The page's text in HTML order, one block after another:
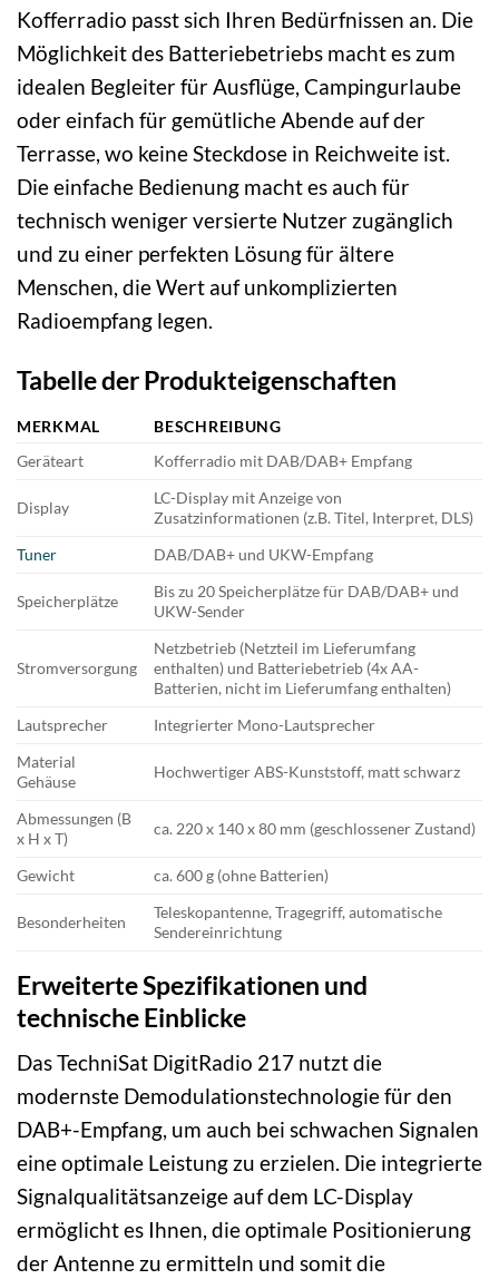
Kofferradio passt sich Ihren Bedürfnissen an. Die
Möglichkeit des Batteriebetriebs macht es zum
idealen Begleiter für Ausflüge, Campingurlaube
oder einfach für gemütliche Abende auf der
Terrasse, wo keine Steckdose in Reichweite ist.
Die einfache Bedienung macht es auch für
technisch weniger versierte Nutzer zugänglich
und zu einer perfekten Lösung für ältere
Menschen, die Wert auf unkomplizierten
Radioempfang legen.
Tabelle der Produkteigenschaften
MERKMAL
BESCHREIBUNG
Geräteart
Kofferradio mit DAB/DAB+ Empfang
Display
LC-Display mit Anzeige von
Zusatzinformationen (z.B. Titel, Interpret, DLS)
Tuner
DAB/DAB+ und UKW-Empfang
Speicherplätze
Bis zu 20 Speicherplätze für DAB/DAB+ und
UKW-Sender
Stromversorgung
Netzbetrieb (Netzteil im Lieferumfang
enthalten) und Batteriebetrieb (4x AA-
Batterien, nicht im Lieferumfang enthalten)
Lautsprecher
Integrierter Mono-Lautsprecher
Material
Gehäuse
Hochwertiger ABS-Kunststoff, matt schwarz
Abmessungen (B
x H x T)
ca. 220 x 140 x 80 mm (geschlossener Zustand)
Gewicht ca. 600 g (ohne Batterien)
Besonderheiten
Teleskopantenne, Tragegriff, automatische
Sendereinrichtung
Erweiterte Spezifikationen und
technische Einblicke
Das TechniSat DigitRadio 217 nutzt die
modernste Demodulationstechnologie für den
DAB+-Empfang, um auch bei schwachen Signalen
eine optimale Leistung zu erzielen. Die integrierte
Signalqualitätsanzeige auf dem LC-Display
ermöglicht es Ihnen, die optimale Positionierung
der Antenne zu ermitteln und somit die